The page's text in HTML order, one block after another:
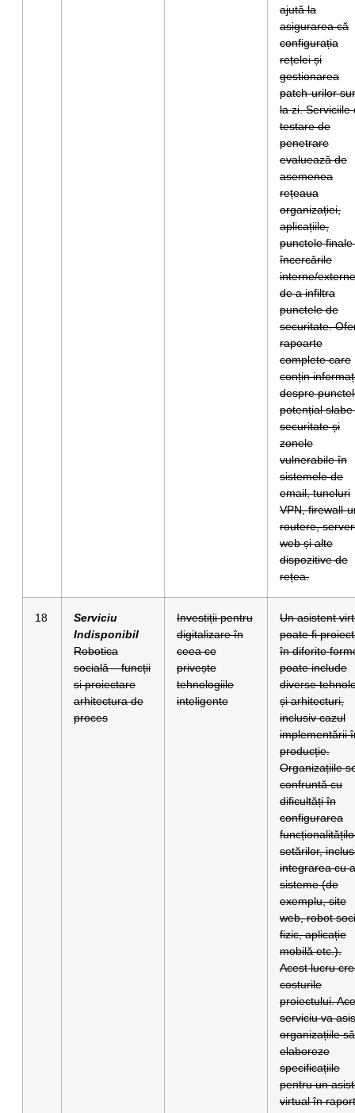
ajută la
asigurarea că
configurația
rețelei și
gestionarea
patch-urilor
la zi. Serviciile
testare de
penetrare
evaluează de
asemenea
rețeaua
organizației,
aplicațiile,
punctele finale
încercările
interne/externe
de a infiltra
punctele de
securitate.
rapoarte
complete care
conțin
despre
potențial slabe
securitate și
zonele
vulnerabile în
sistemele de
email, tuneluri
VPN, firewall-
routere,
web și alte
dispozitive de
rețea.
18
Serviciu
Indisponibil
Robotica
socială – funcții
si proiectare
arhitectura de
proces
Investiții pentru
digitalizare în
ceea ce
privește
tehnologiile
inteligente
Un asistent
poate fi
în diferite
poate include
diverse
și arhitecturi,
inclusiv cazul
implementării
producție.
Organizațiile
confruntă cu
dificultăți în
configurarea
setărilor,
integrarea cu
sisteme (de
exemplu, site
web, robot
fizic, aplicație
mobilă etc.).
Acest lucru
costurile
proiectului.
serviciu va
organizațiile să
elaboreze
specificațiile
pentru un
virtual în raport